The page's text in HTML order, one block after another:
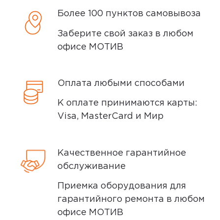
Доставка курьером
Доставка курьером производится на
заказ был оформлен до 15.00). Вы можете
выбрать время доставки и удобный для
вас способ оплаты. Все детали вы
сможетеобсудитьс нашим
Условия доставки
Доставка заказов производится
курьером СДЭК по адресам в
Более 100 пунктов самовывоза
Заберите свой заказ в любом
офисе МОТИВ
Оплата любыми способами
К оплате принимаются карты:
Visa, MasterCard и Мир
Качественное гарантийное
обслуживание
Приемка оборудования для
гарантийного ремонта в любом
офисе МОТИВ